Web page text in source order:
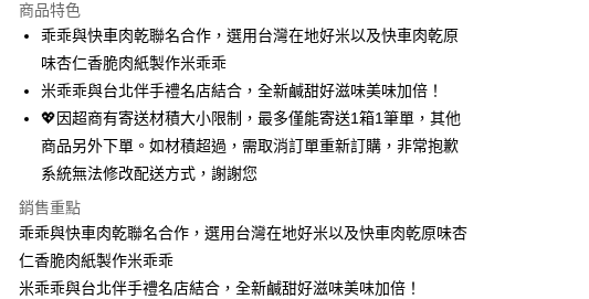
LINE Pay
Apple Pay
街口支付
悠遊付
全盈+PAY
AFTEE先享後付
商品特色
乖乖與快車肉乾聯名合作，選用台灣在地好米以及快車肉乾原
味杏仁香脆肉紙製作米乖乖
米乖乖與台北伴手禮名店結合，全新鹹甜好滋味美味加倍！
💖因超商有寄送材積大小限制，最多僅能寄送1箱1筆單，其他
商品另外下單。如材積超過，需取消訂單重新訂購，非常抱歉
系統無法修改配送方式，謝謝您
銷售重點
乖乖與快車肉乾聯名合作，選用台灣在地好米以及快車肉乾原味杏
仁香脆肉紙製作米乖乖
米乖乖與台北伴手禮名店結合，全新鹹甜好滋味美味加倍！